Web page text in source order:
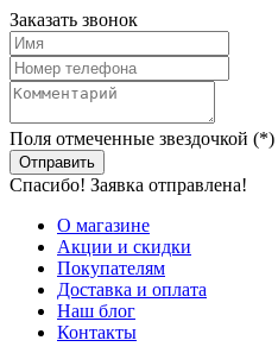
Заказать звонок
Поля отмеченные звездочкой
Спасибо! Заявка отправлена!
О магазине
Акции и скидки
Покупателям
Доставка и оплата
Наш блог
Контакты